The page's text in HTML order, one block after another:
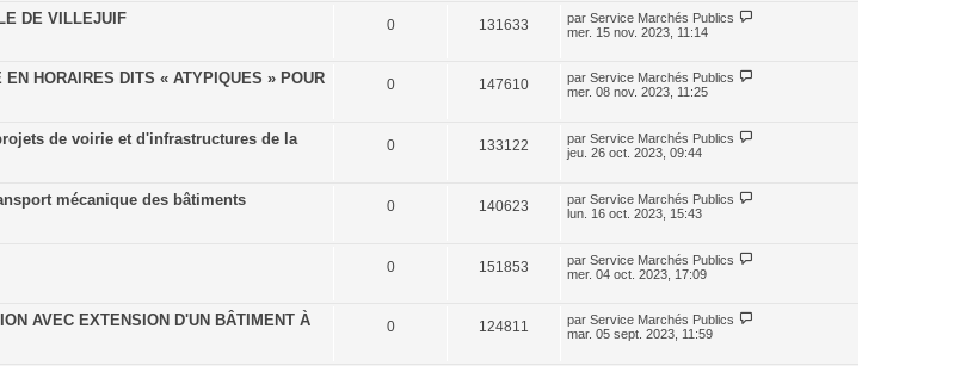
DE VILLEJUIF 0 131633 par Service Marchés Publics
mer. 15 nov. 2023, 11:14
HORAIRES DITS « ATYPIQUES » POUR
0 147610 par Service Marchés Publics
mer. 08 nov. 2023, 11:25
de voirie et d'infrastructures de la
0 133122 par Service Marchés Publics
jeu. 26 oct. 2023, 09:44
mécanique des bâtiments
0 140623 par Service Marchés Publics
lun. 16 oct. 2023, 15:43
0 151853 par Service Marchés Publics
mer. 04 oct. 2023, 17:09
AVEC EXTENSION D'UN BÂTIMENT À
0 124811 par Service Marchés Publics
mar. 05 sept. 2023, 11:59